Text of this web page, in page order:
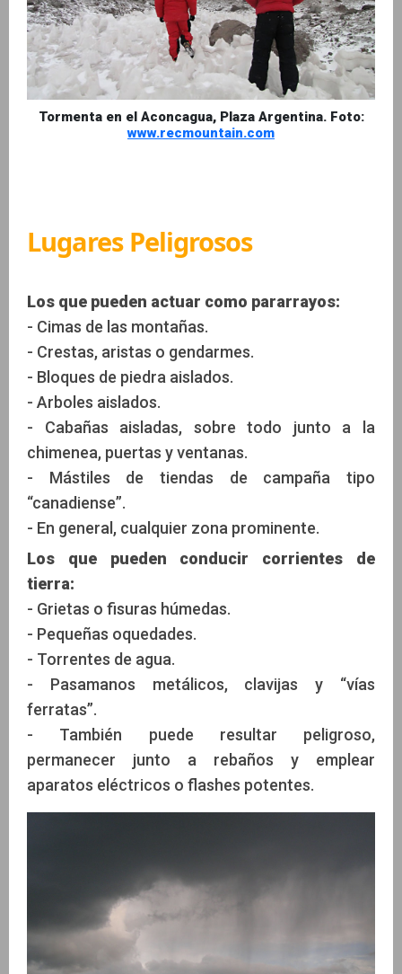
Tormenta en el Aconcagua, Plaza Argentina. Foto:
www.recmountain.com
Lugares Peligrosos
Los que pueden actuar como pararrayos:
- Cimas de las montañas.
- Crestas, aristas o gendarmes.
- Bloques de piedra aislados.
- Arboles aislados.
- Cabañas aisladas, sobre todo junto a la
chimenea, puertas y ventanas.
- Mástiles de tiendas de campaña tipo
“canadiense”.
- En general, cualquier zona prominente.
Los que pueden conducir corrientes de
tierra:
- Grietas o fisuras húmedas.
- Pequeñas oquedades.
- Torrentes de agua.
- Pasamanos metálicos, clavijas y “vías
ferratas”.
- También puede resultar peligroso,
permanecer junto a rebaños y emplear
aparatos eléctricos o flashes potentes.